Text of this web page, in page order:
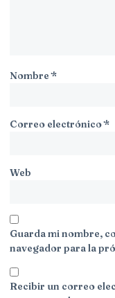
Nombre*
Correo electrónico*
Web
Guarda mi nombre,
navegador para la
Recibir un correo